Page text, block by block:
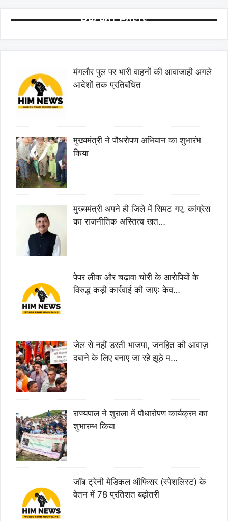
Recent Posts
मंगलौर पुल पर भारी वाहनों की आवाजाही अगले
आदेशों तक प्रतिबंधित
मुख्यमंत्री ने पौधरोपण अभियान का शुभारंभ
किया
मुख्यमंत्री अपने ही जिले में सिमट गए, कांग्रेस
का राजनीतिक अस्तित्व खत…
पेपर लीक और चढ़ावा चोरी के आरोपियों के
विरुद्ध कड़ी कार्रवाई की जाएः केव…
जेल से नहीं डरती भाजपा, जनहित की आवाज़
दबाने के लिए बनाए जा रहे झूठे म…
राज्यपाल ने शुराला में पौधारोपण कार्यक्रम का
शुभारम्भ किया
जॉब ट्रेनी मेडिकल ऑफिसर (स्पेशलिस्ट) के
वेतन में 78 प्रतिशत बढ़ोतरी